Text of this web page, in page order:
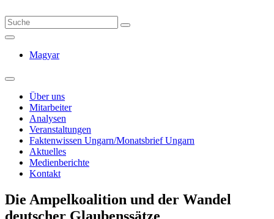
Magyar
Über uns
Mitarbeiter
Analysen
Veranstaltungen
Faktenwissen Ungarn/Monatsbrief Ungarn
Aktuelles
Medienberichte
Kontakt
Die Ampelkoalition und der Wandel